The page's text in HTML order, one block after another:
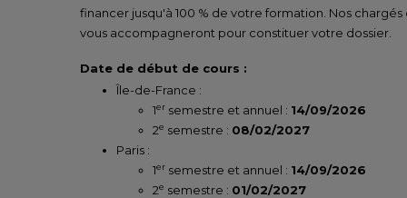
financer jusqu'à 100 % de votre formation. Nos
vous accompagneront pour constituer votre dossier.
Date de début de cours :
Île-de-France :
1er semestre et annuel : 14/09/2026
2e semestre : 08/02/2027
Paris :
1er semestre et annuel : 14/09/2026
2e semestre : 01/02/2027